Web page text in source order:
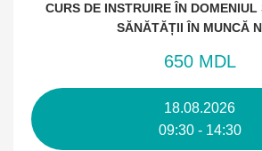
CURS DE INSTRUIRE ÎN DOMENIUL
SĂNĂTĂȚII ÎN MUNCĂ
650 MDL
18.08.2026
09:30 - 14:30